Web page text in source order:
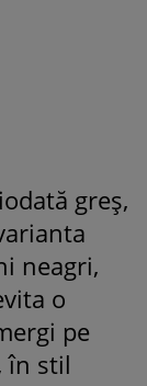
greş,
neagri,
o
pe
în stil